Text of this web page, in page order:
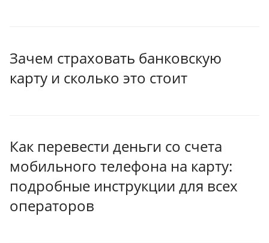
Зачем страховать банковскую
карту и сколько это стоит
Как перевести деньги со счета
мобильного телефона на карту:
подробные инструкции для всех
операторов